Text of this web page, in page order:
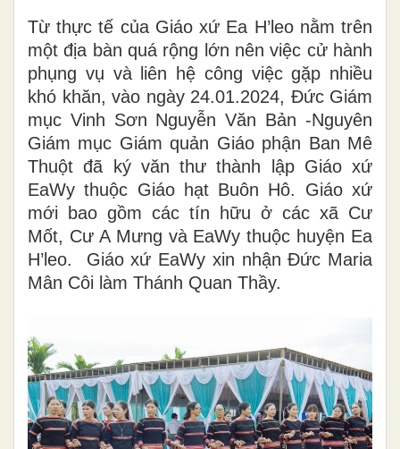
Từ thực tế của Giáo xứ Ea H’leo nằm trên
một địa bàn quá rộng lớn nên việc cử hành
phụng vụ và liên hệ công việc gặp nhiều
khó khăn, vào ngày 24.01.2024, Đức Giám
mục Vinh Sơn Nguyễn Văn Bản -Nguyên
Giám mục Giám quản Giáo phận Ban Mê
Thuột đã ký văn thư thành lập Giáo xứ
EaWy thuộc Giáo hạt Buôn Hô. Giáo xứ
mới bao gồm các tín hữu ở các xã Cư
Mốt, Cư A Mưng và EaWy thuộc huyện Ea
H’leo. Giáo xứ EaWy xin nhận Đức Maria
Mân Côi làm Thánh Quan Thầy.